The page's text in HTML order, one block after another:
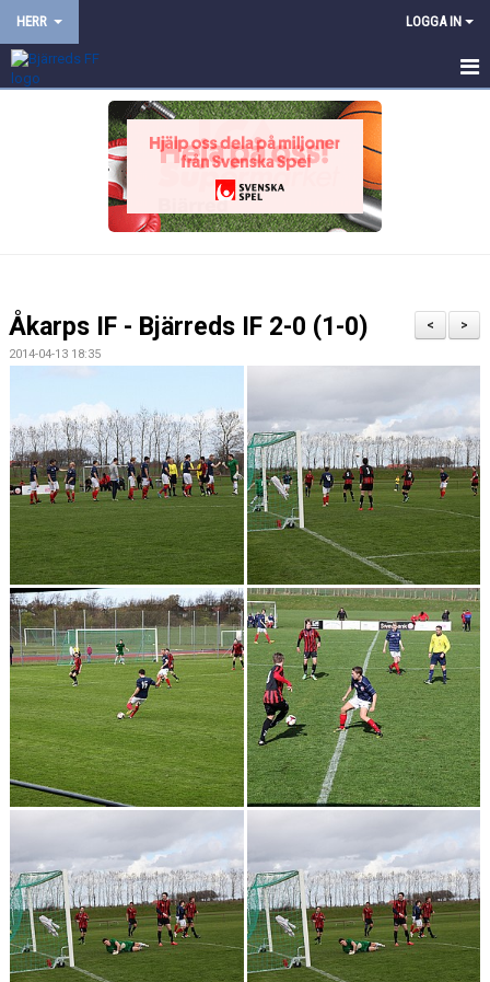
HERR LOGGA IN
DOKUMENT
PROVTRÄNING
TRÄNINGSMATCHER
MATCHER
>
<
Åkarps IF - Bjärreds IF 2-0 (1-0)
2014-04-13 18:35